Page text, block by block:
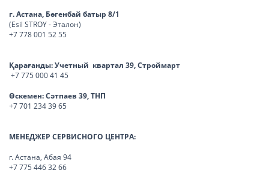
г. Астана, Бөгенбай батыр 8/1
(Esil STROY - Эталон)
+7 778 001 52 55
Қарағанды:Учетный квартал 39, Строймарт
+7 775 000 41 45
Өскемен:Сәтпаев 39, ТНП
+7 701 234 39 65
МЕНЕДЖЕР СЕРВИСНОГО ЦЕНТРА:
г. Астана, Абая 94
+7 775 446 32 66